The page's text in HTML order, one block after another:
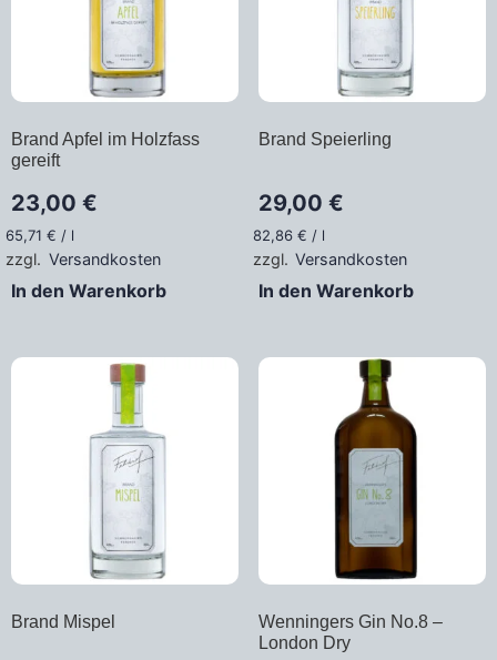
Brand Apfel im Holzfass
gereift
23,00 €
65,71 € / l
zzgl. Versandkosten
In den Warenkorb
Brand Speierling
29,00 €
82,86 € / l
zzgl. Versandkosten
In den Warenkorb
Brand Mispel
Wenningers Gin No.8 –
London Dry